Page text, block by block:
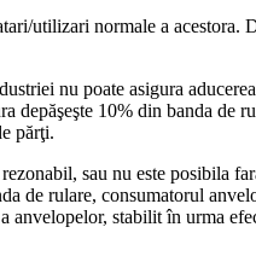
utilizari normale a acestora.
nu poate asigura
depăşeşte 10% din banda
părţi.
sau nu este posibila
de rulare, consumatorul
stabilit în urma